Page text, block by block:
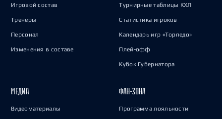
Игровой состав
Тренеры
Персонал
Изменения в составе
Турнирные таблицы КХЛ
Статистика игроков
Календарь игр «Торпедо»
Плей-офф
Кубок Губернатора
МЕДИА
Видеоматериалы
ФАН-ЗОНА
Программа лояльности